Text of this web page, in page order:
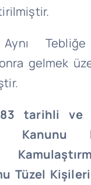
Tebliğe
gelmek
tarihli ve
Kanunu
Tüzel